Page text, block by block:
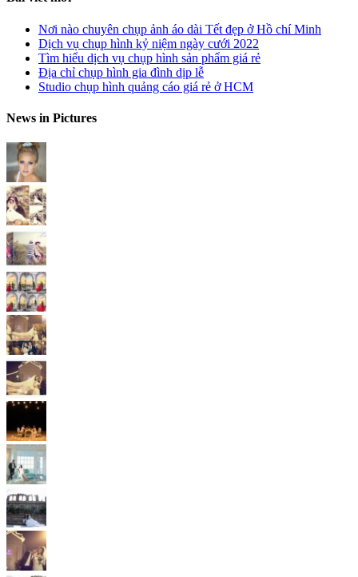
Nơi nào chuyên chụp ảnh áo dài Tết đẹp ở Hồ chí Minh
Dịch vụ chụp hình kỷ niệm ngày cưới 2022
Tìm hiểu dịch vụ chụp hình sản phẩm giá rẻ
Địa chỉ chụp hình gia đình dịp lễ
Studio chụp hình quảng cáo giá rẻ ở HCM
News in Pictures